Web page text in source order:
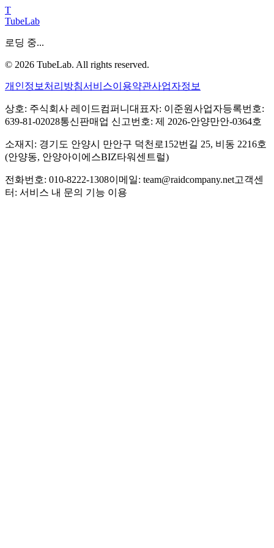
T
TubeLab
로딩 중...
© 2026 TubeLab. All rights reserved.
개인정보처리방침서비스이용약관사업자정보
상호: 주식회사 레이드컴퍼니 대표자: 이준원사업자등록번호:
639-81-02028통신판매업 신고번호: 제 2026-안양만안-0364호
소재지: 경기도 안양시 만안구 덕천로152번길 25, 비동 2216호
(안양동, 안양아이에스BIZ타워센트럴)
전화번호: 010-8222-1308이메일: team@raidcompany.net고객센
터: 서비스 내 문의 기능 이용